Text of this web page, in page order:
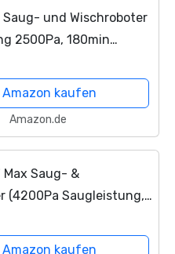
Saug- und Wischroboter
2500Pa, 180min
67dB
Amazon kaufen
Amazon.de
Max Saug- &
(4200Pa Saugleistung,
350ml Wassertank,
Amazon kaufen